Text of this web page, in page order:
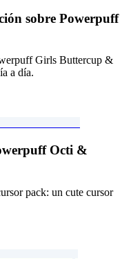
sobre Powerpuff
Girls Buttercup &
a día.
Octi &
pack: un cute cursor